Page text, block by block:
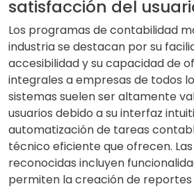
satisfacción del
Los programas de contabilidad
industria se destacan por su
accesibilidad y su capacidad de
integrales a empresas de todos
sistemas suelen ser altamente
usuarios debido a su interfaz
automatización de tareas
técnico eficiente que ofrecen.
reconocidas incluyen
permiten la creación de